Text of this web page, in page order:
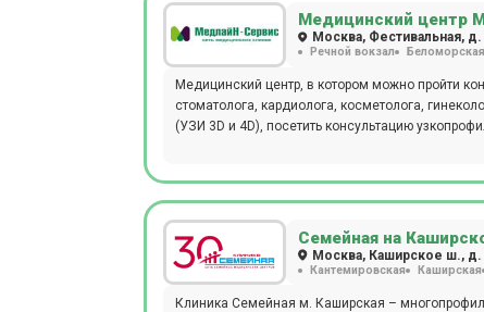
Медицинский центр
Москва, Фестивальная, д.
Речной вокзал Беломорская
Медицинский центр, в котором можно пройти
стоматолога, кардиолога, косметолога,
(УЗИ 3D и 4D), посетить консультацию
Семейная на
Москва, Каширское ш., д.
Кантемировская Каширская
Клиника Семейная м. Каширская –